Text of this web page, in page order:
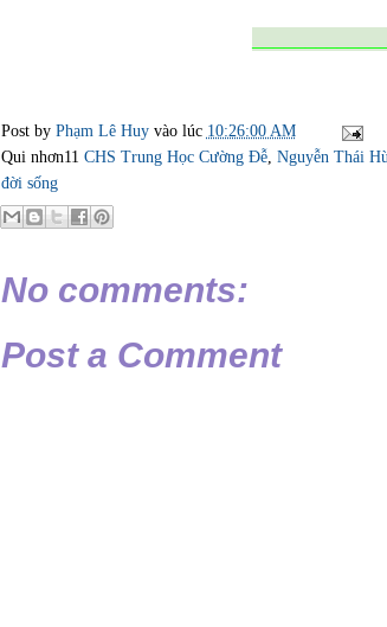
Post by Phạm Lê Huy vào lúc 10:26:00 AM
Qui nhơn11 CHS Trung Học Cường Đễ, Nguyễn Thái
đời sống
No comments:
Post a Comment